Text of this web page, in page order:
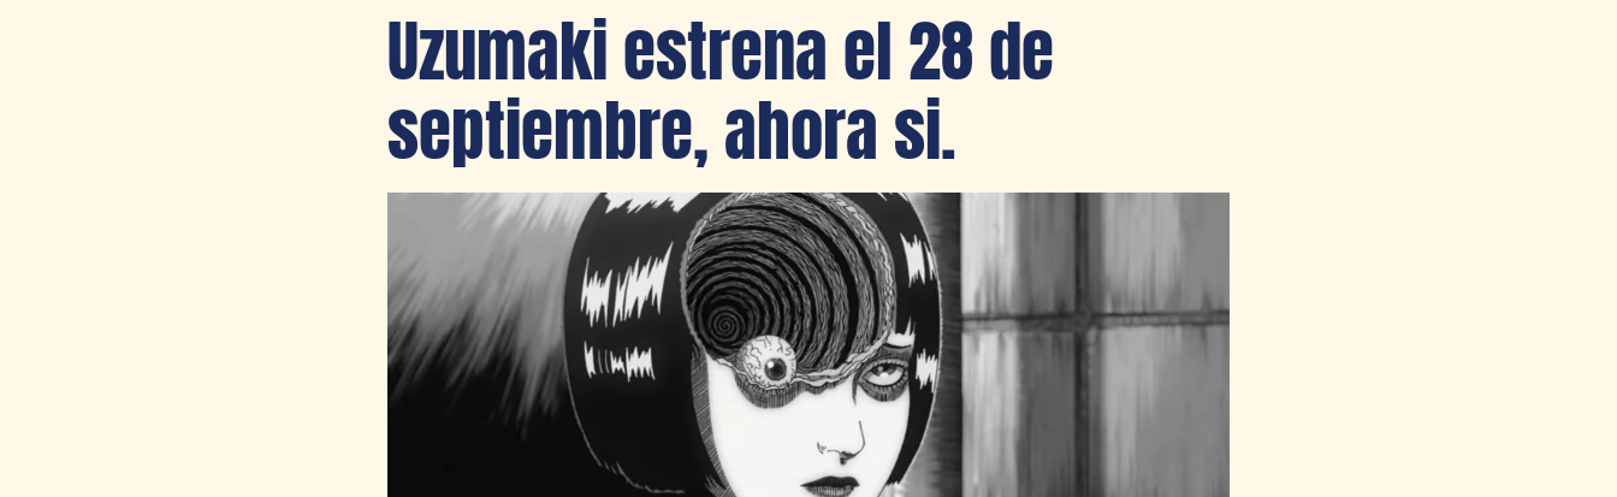
Uzumaki estrena el 28 de
septiembre, ahora si.